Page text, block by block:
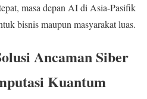
masa depan AI di Asia-Pasifik
bisnis maupun masyarakat luas.
Ancaman Siber
Kuantum